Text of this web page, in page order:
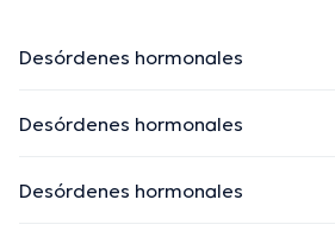
Desórdenes hormonales
Desórdenes hormonales
Desórdenes hormonales